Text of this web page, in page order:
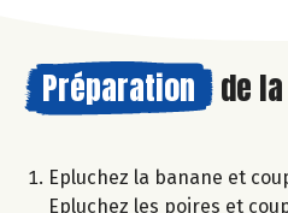
Préparation de la
Epluchez la banane et
Epluchez les poires et